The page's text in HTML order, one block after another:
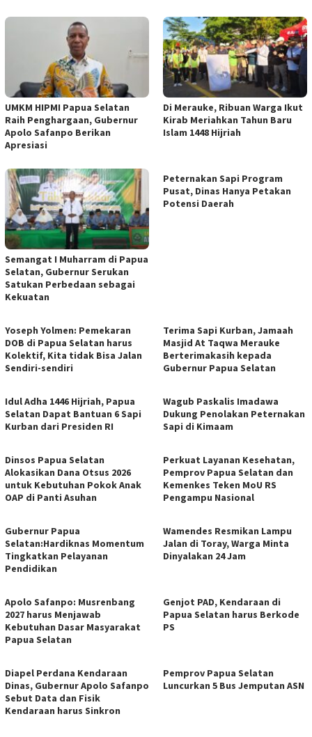
UMKM HIPMI Papua Selatan
Raih Penghargaan, Gubernur
Apolo Safanpo Berikan
Apresiasi
Di Merauke, Ribuan Warga Ikut
Kirab Meriahkan Tahun Baru
Islam 1448 Hijriah
Semangat I Muharram di Papua
Selatan, Gubernur Serukan
Satukan Perbedaan sebagai
Kekuatan
Peternakan Sapi Program
Pusat, Dinas Hanya Petakan
Potensi Daerah
Yoseph Yolmen: Pemekaran
DOB di Papua Selatan harus
Kolektif, Kita tidak Bisa Jalan
Sendiri-sendiri
Terima Sapi Kurban, Jamaah
Masjid At Taqwa Merauke
Berterimakasih kepada
Gubernur Papua Selatan
Idul Adha 1446 Hijriah, Papua
Selatan Dapat Bantuan 6 Sapi
Kurban dari Presiden RI
Wagub Paskalis Imadawa
Dukung Penolakan Peternakan
Sapi di Kimaam
Dinsos Papua Selatan
Alokasikan Dana Otsus 2026
untuk Kebutuhan Pokok Anak
OAP di Panti Asuhan
Perkuat Layanan Kesehatan,
Pemprov Papua Selatan dan
Kemenkes Teken MoU RS
Pengampu Nasional
Gubernur Papua
Selatan:Hardiknas Momentum
Tingkatkan Pelayanan
Pendidikan
Wamendes Resmikan Lampu
Jalan di Toray, Warga Minta
Dinyalakan 24 Jam
Apolo Safanpo: Musrenbang
2027 harus Menjawab
Kebutuhan Dasar Masyarakat
Papua Selatan
Genjot PAD, Kendaraan di
Papua Selatan harus Berkode
PS
Diapel Perdana Kendaraan
Dinas, Gubernur Apolo Safanpo
Sebut Data dan Fisik
Kendaraan harus Sinkron
Pemprov Papua Selatan
Luncurkan 5 Bus Jemputan ASN